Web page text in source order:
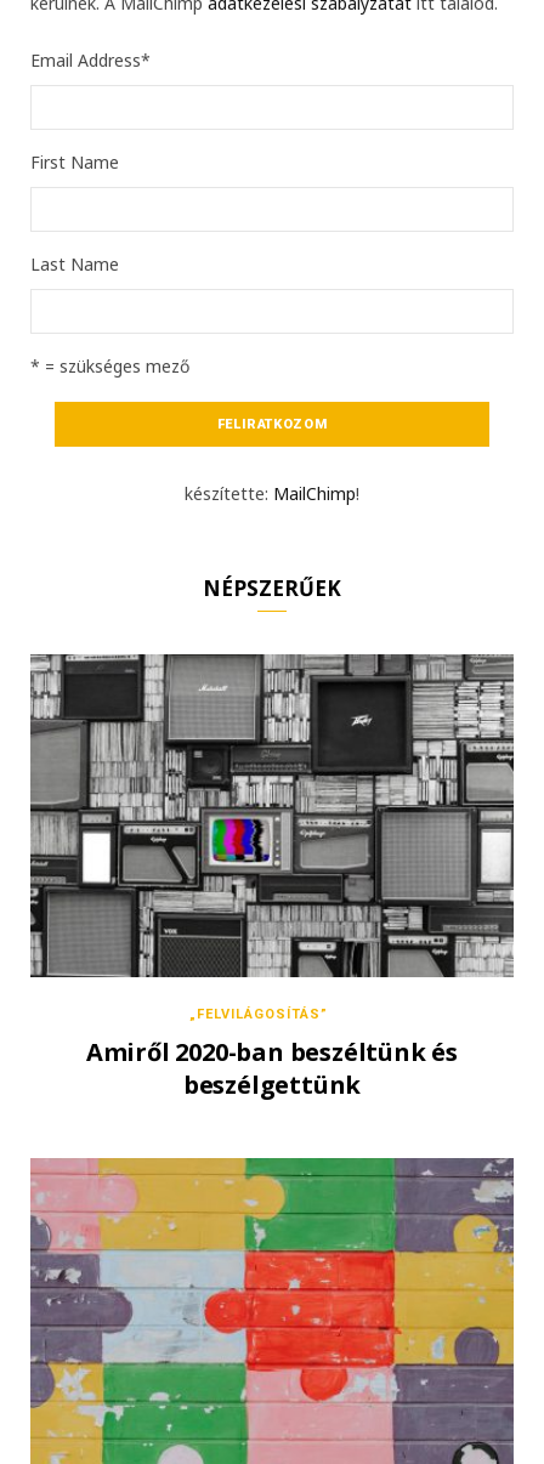
Email Address*
First Name
Last Name
* = szükséges mező
készítette: MailChimp!
NÉPSZERŰEK
„FELVILÁGOSÍTÁS”
Amiről 2020-ban beszéltünk és
beszélgettünk